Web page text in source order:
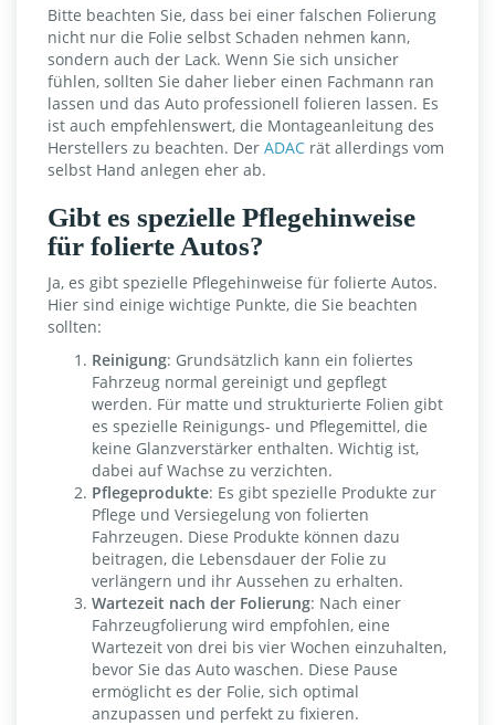
Bitte beachten Sie, dass bei einer falschen Folierung
nicht nur die Folie selbst Schaden nehmen kann,
sondern auch der Lack. Wenn Sie sich unsicher
fühlen, sollten Sie daher lieber einen Fachmann ran
lassen und das Auto professionell folieren lassen. Es
ist auch empfehlenswert, die Montageanleitung des
Herstellers zu beachten. Der ADAC rät allerdings vom
selbst Hand anlegen eher ab.
Gibt es spezielle Pflegehinweise
für folierte Autos?
Ja, es gibt spezielle Pflegehinweise für folierte Autos.
Hier sind einige wichtige Punkte, die Sie beachten
sollten:
Reinigung: Grundsätzlich kann ein foliertes
Fahrzeug normal gereinigt und gepflegt
werden. Für matte und strukturierte Folien gibt
es spezielle Reinigungs- und Pflegemittel, die
keine Glanzverstärker enthalten. Wichtig ist,
dabei auf Wachse zu verzichten.
Pflegeprodukte: Es gibt spezielle Produkte zur
Pflege und Versiegelung von folierten
Fahrzeugen. Diese Produkte können dazu
beitragen, die Lebensdauer der Folie zu
verlängern und ihr Aussehen zu erhalten.
Wartezeit nach der Folierung: Nach einer
Fahrzeugfolierung wird empfohlen, eine
Wartezeit von drei bis vier Wochen einzuhalten,
bevor Sie das Auto waschen. Diese Pause
ermöglicht es der Folie, sich optimal
anzupassen und perfekt zu fixieren.